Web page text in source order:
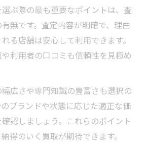
ぶ際の最も重要なポイントは、査
無です。査定内容が明確で、理由
る店舗は安心して利用できます。
利用者の口コミも信頼性を見極め
広さや専門知識の豊富さも選択の
ブランドや状態に応じた適正な価
認しましょう。これらのポイント
得のいく買取が期待できます。